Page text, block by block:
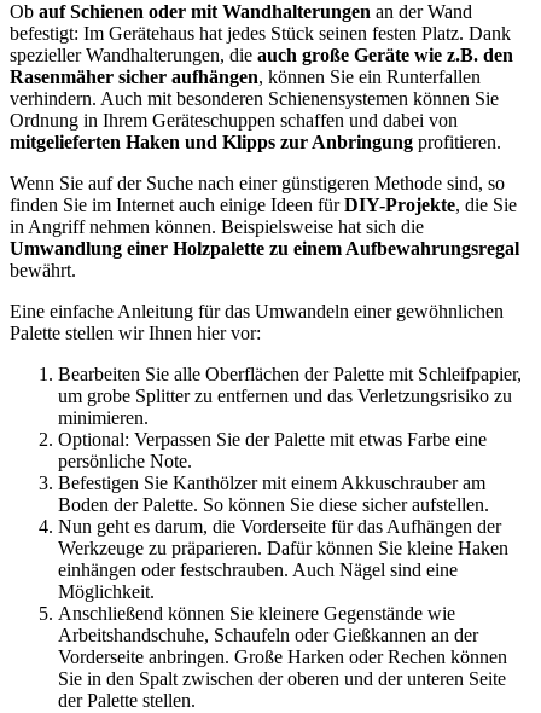
Ob auf Schienen oder mit Wandhalterungen an der Wand
befestigt: Im Gerätehaus hat jedes Stück seinen festen Platz. Dank
spezieller Wandhalterungen, die auch große Geräte wie z.B. den
Rasenmäher sicher aufhängen, können Sie ein Runterfallen
verhindern. Auch mit besonderen Schienensystemen können Sie
Ordnung in Ihrem Geräteschuppen schaffen und dabei von
mitgelieferten Haken und Klipps zur Anbringung profitieren.
Wenn Sie auf der Suche nach einer günstigeren Methode sind, so
finden Sie im Internet auch einige Ideen fürDIY-Projekte, die Sie
in Angriff nehmen können. Beispielsweise hat sich die
Umwandlung einer Holzpalette zu einem Aufbewahrungsregal
bewährt.
Eine einfache Anleitung für das Umwandeln einer gewöhnlichen
Palette stellen wir Ihnen hier vor:
Bearbeiten Sie alle Oberflächen der Palette mit Schleifpapier,
um grobe Splitter zu entfernen und das Verletzungsrisiko zu
minimieren.
Optional: Verpassen Sie der Palette mit etwas Farbe eine
persönliche Note.
Befestigen Sie Kanthölzer mit einem Akkuschrauber am
Boden der Palette. So können Sie diese sicher aufstellen.
Nun geht es darum, die Vorderseite für das Aufhängen der
Werkzeuge zu präparieren. Dafür können Sie kleine Haken
einhängen oder festschrauben. Auch Nägel sind eine
Möglichkeit.
Anschließend können Sie kleinere Gegenstände wie
Arbeitshandschuhe, Schaufeln oder Gießkannen an der
Vorderseite anbringen. Große Harken oder Rechen können
Sie in den Spalt zwischen der oberen und der unteren Seite
der Palette stellen.